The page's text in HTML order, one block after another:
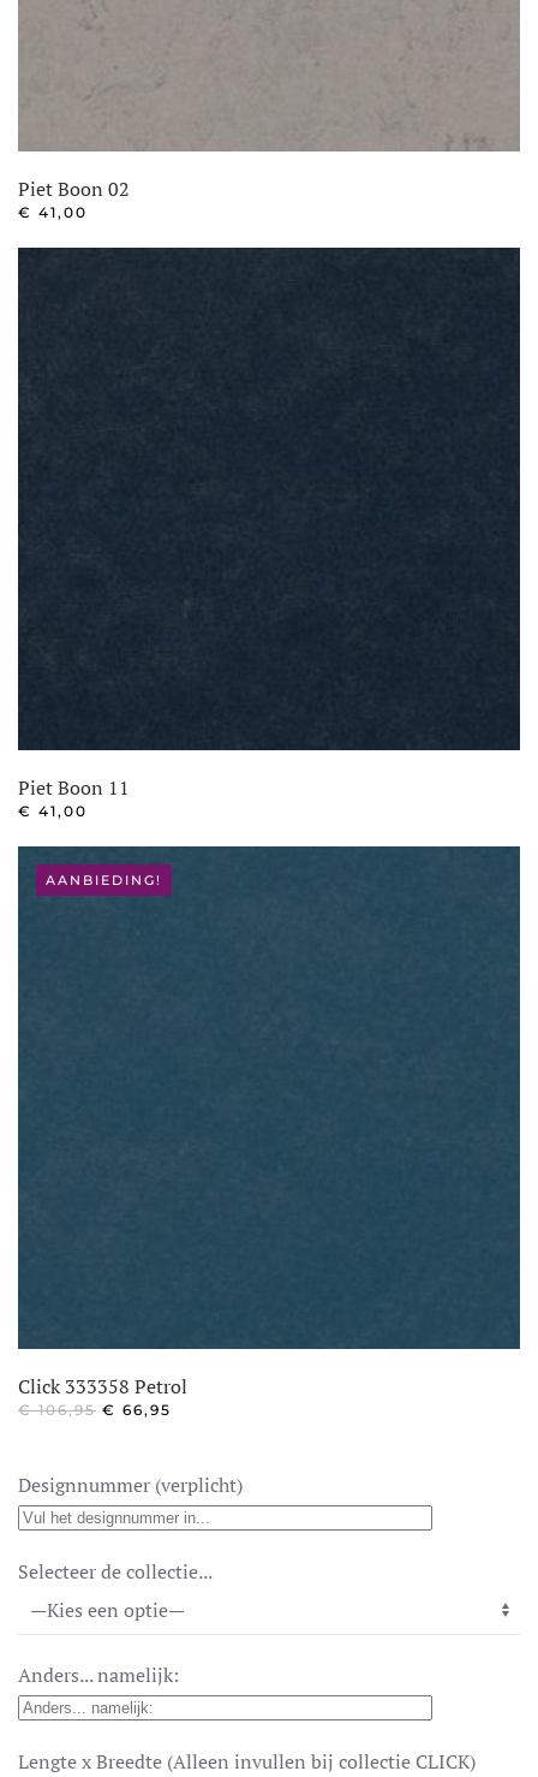
Piet Boon 02
€ 41,00
Piet Boon 11
€ 41,00
AANBIEDING!
Click 333358 Petrol
€106,95 OORSPRONKELIJKE
€ 66,95
Designnummer (verplicht)
Selecteer de collectie...
Anders... namelijk:
Lengte x Breedte (Alleen invullen bij collectie CLICK)